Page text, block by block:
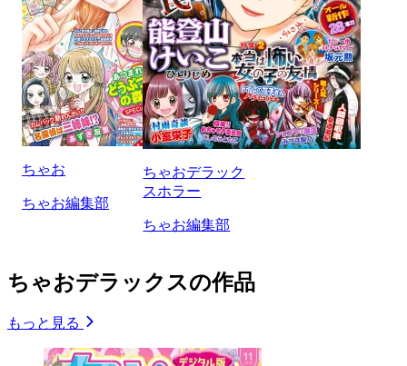
ちゃお
ちゃお編集部
ちゃおデラック
スホラー
ちゃお編集部
ちゃおデラックスの作品
もっと見る